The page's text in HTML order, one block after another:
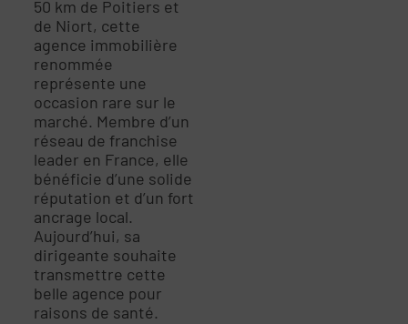
50 km de Poitiers et
de Niort, cette
agence immobilière
renommée
représente une
occasion rare sur le
marché. Membre d’un
réseau de franchise
leader en France, elle
bénéficie d’une solide
réputation et d’un fort
ancrage local.
Aujourd’hui, sa
dirigeante souhaite
transmettre cette
belle agence pour
raisons de santé.